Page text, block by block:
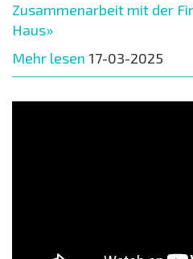
Zusammenarbeit mit der
Haus»
Mehr lesen 17-03-2025